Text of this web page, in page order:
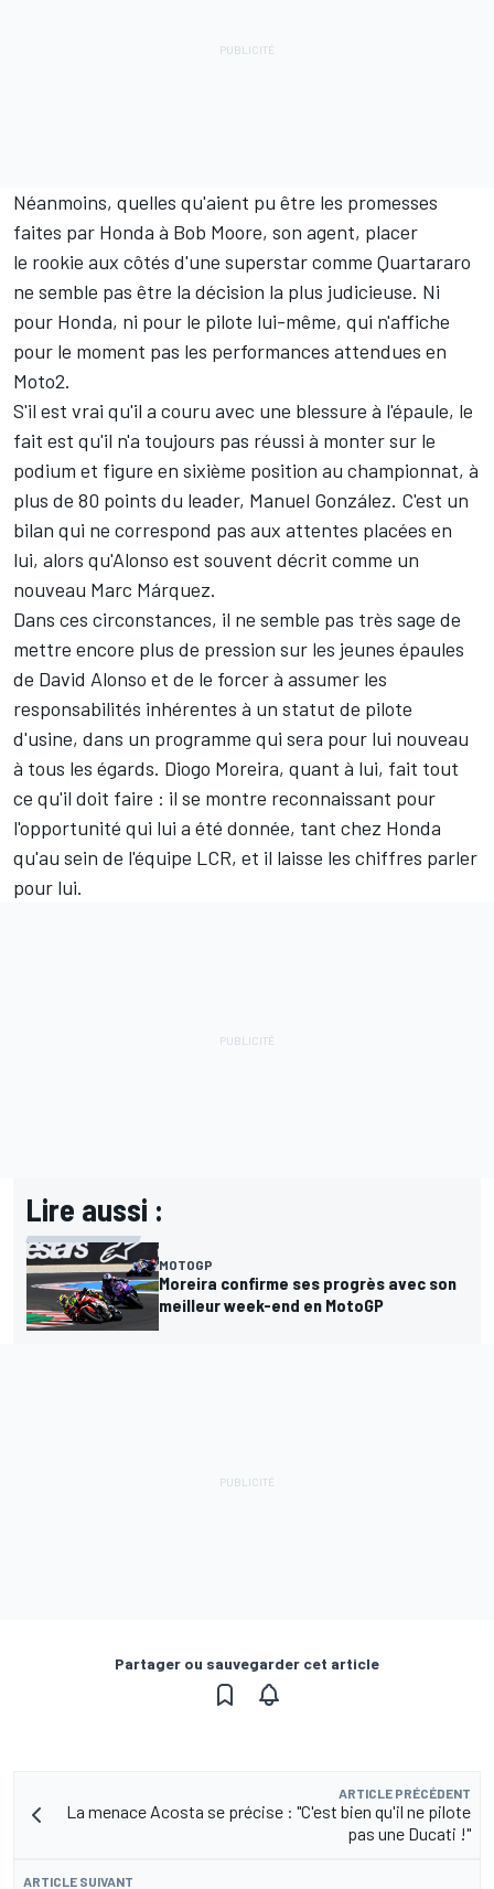
Néanmoins, quelles qu'aient pu être les promesses
faites par Honda à Bob Moore, son agent, placer
le rookie aux côtés d'une superstar comme Quartararo
ne semble pas être la décision la plus judicieuse. Ni
pour Honda, ni pour le pilote lui-même, qui n'affiche
pour le moment pas les performances attendues en
Moto2.
S'il est vrai qu'il a couru avec une blessure à l'épaule, le
fait est qu'il n'a toujours pas réussi à monter sur le
podium et figure en sixième position au championnat, à
plus de 80 points du leader, Manuel González. C'est un
bilan qui ne correspond pas aux attentes placées en
lui, alors qu'Alonso est souvent décrit comme un
nouveau Marc Márquez.
Dans ces circonstances, il ne semble pas très sage de
mettre encore plus de pression sur les jeunes épaules
de David Alonso et de le forcer à assumer les
responsabilités inhérentes à un statut de pilote
d'usine, dans un programme qui sera pour lui nouveau
à tous les égards. Diogo Moreira, quant à lui, fait tout
ce qu'il doit faire : il se montre reconnaissant pour
l'opportunité qui lui a été donnée, tant chez Honda
qu'au sein de l'équipe LCR, et il laisse les chiffres parler
pour lui.
Lire aussi :
MOTOGP
Moreira confirme ses progrès avec son
meilleur week-end en MotoGP
Partager ou sauvegarder cet article
ARTICLE PRÉCÉDENT
La menace Acosta se précise : "C'est bien qu'il ne pilote
pas une Ducati !"
ARTICLE SUIVANT